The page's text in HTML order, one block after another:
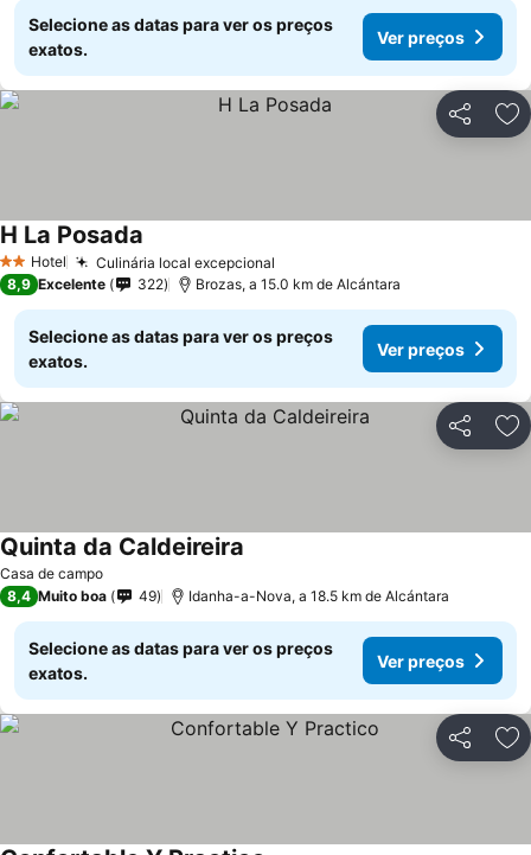
Selecione as datas para ver os preços
exatos.
Ver preços
Partilhar
2 Estrelas
Hotel Culinária local excepcional
H La Posada
8,9 Excelente 322 Brozas, a 15.0 km de Alcántara
Selecione as datas para ver os preços
exatos.
Ver preços
Partilhar
Casa de campo
Quinta da Caldeireira
8,4 Muito boa 49 Idanha-a-Nova, a 18.5 km de Alcántara
Selecione as datas para ver os preços
exatos.
Ver preços
Partilhar